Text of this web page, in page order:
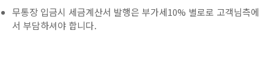
무통장 입금시 세금계산서 발행은 부가세10% 별로로 고객님측에
서 부담하셔야 합니다.